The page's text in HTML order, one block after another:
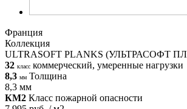
Франция
Коллекция
ULTRASOFT PLANKS (УЛЬТРАСОФТ
32 класс коммерческий, умеренные нагрузки
8,3 мм Толщина
8,3 мм
КМ2 Класс пожарной опасности